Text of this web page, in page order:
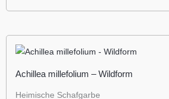
Achillea millefolium – Wildform
Heimische Schafgarbe